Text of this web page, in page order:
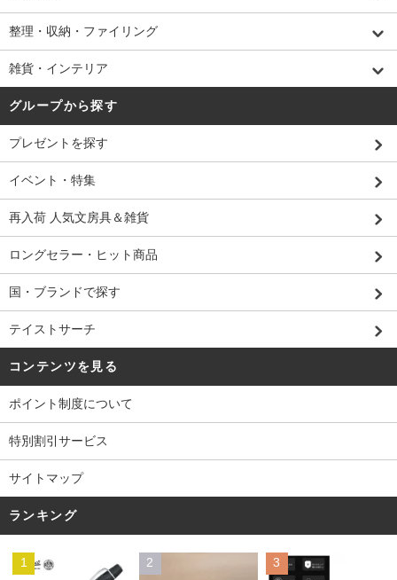
整理・収納・ファイリング
雑貨・インテリア
グループから探す
プレゼントを探す
イベント・特集
再入荷 人気文房具＆雑貨
ロングセラー・ヒット商品
国・ブランドで探す
テイストサーチ
コンテンツを見る
ポイント制度について
特別割引サービス
サイトマップ
ランキング
1 2 3